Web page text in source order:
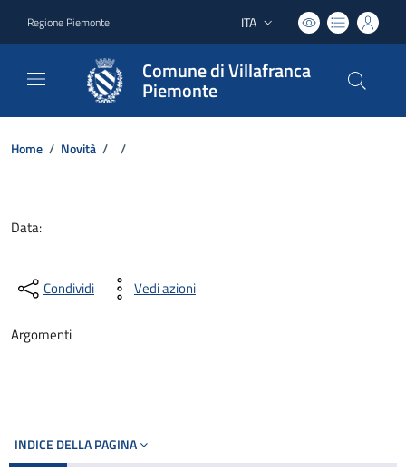
Regione Piemonte Lingua attiva:
ITA
Comune di Villafranca
Piemonte
Home / Novità / /
Data:
Condividi Vedi azioni
Argomenti
INDICE DELLA PAGINA